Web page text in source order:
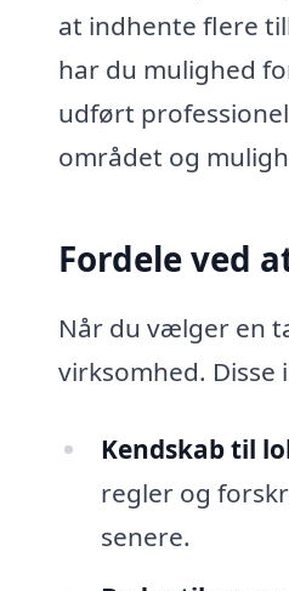
at indhente flere
har du mulighed
udført
området og
Fordele ved
Når du vælger en
virksomhed. Disse
Kendskab til
regler og
senere.